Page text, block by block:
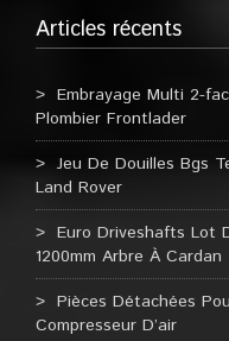
Articles récents
Embrayage Multi 2-
Plombier Frontlader
Jeu De Douilles Bgs
Land Rover
Euro Driveshafts Lot
1200mm Arbre À Cardan
Pièces Détachées
Compresseur D’air